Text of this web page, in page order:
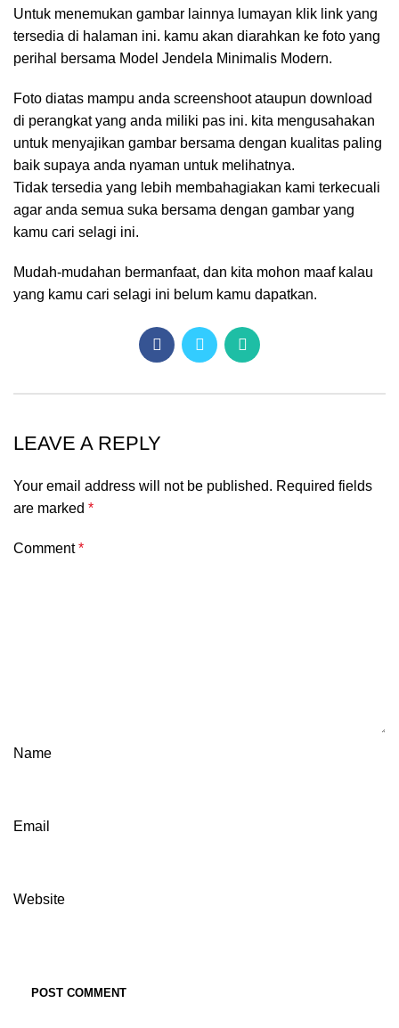
Untuk menemukan gambar lainnya lumayan klik link yang
tersedia di halaman ini. kamu akan diarahkan ke foto yang
perihal bersama Model Jendela Minimalis Modern.
Foto diatas mampu anda screenshoot ataupun download
di perangkat yang anda miliki pas ini. kita mengusahakan
untuk menyajikan gambar bersama dengan kualitas paling
baik supaya anda nyaman untuk melihatnya.
Tidak tersedia yang lebih membahagiakan kami terkecuali
agar anda semua suka bersama dengan gambar yang
kamu cari selagi ini.
Mudah-mudahan bermanfaat, dan kita mohon maaf kalau
yang kamu cari selagi ini belum kamu dapatkan.
LEAVE A REPLY
Your email address will not be published. Required fields
are marked *
Comment*
Name
Email
Website